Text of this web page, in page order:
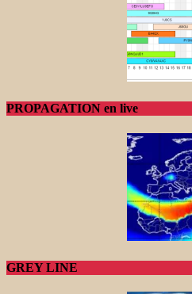
PROPAGATION en live
GREY LINE